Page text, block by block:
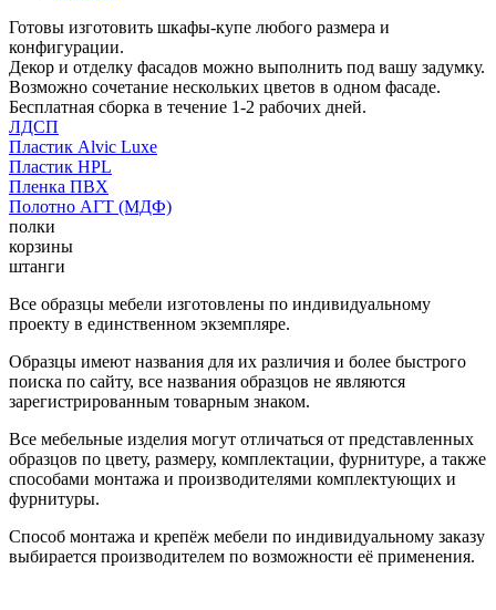
Готовы изготовить шкафы-купе любого размера и
конфигурации.
Декор и отделку фасадов можно выполнить под вашу задумку.
Возможно сочетание нескольких цветов в одном фасаде.
Бесплатная сборка в течение 1-2 рабочих дней.
ЛДСП
Пластик Alvic Luxe
Пластик HPL
Пленка ПВХ
Полотно АГТ (МДФ)
полки
корзины
штанги
Все образцы мебели изготовлены по индивидуальному
проекту в единственном экземпляре.
Образцы имеют названия для их различия и более быстрого
поиска по сайту, все названия образцов не являются
зарегистрированным товарным знаком.
Все мебельные изделия могут отличаться от представленных
образцов по цвету, размеру, комплектации, фурнитуре, а также
способами монтажа и производителями комплектующих и
фурнитуры.
Способ монтажа и крепёж мебели по индивидуальному заказу
выбирается производителем по возможности её применения.